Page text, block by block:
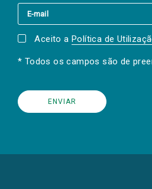
Aceito a Política de
* Todos os campos são de